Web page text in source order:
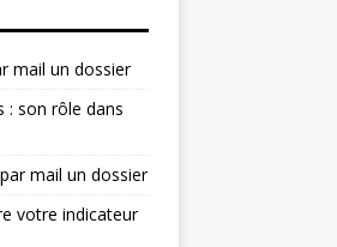
mail un dossier
: son rôle dans
mail un dossier
votre indicateur